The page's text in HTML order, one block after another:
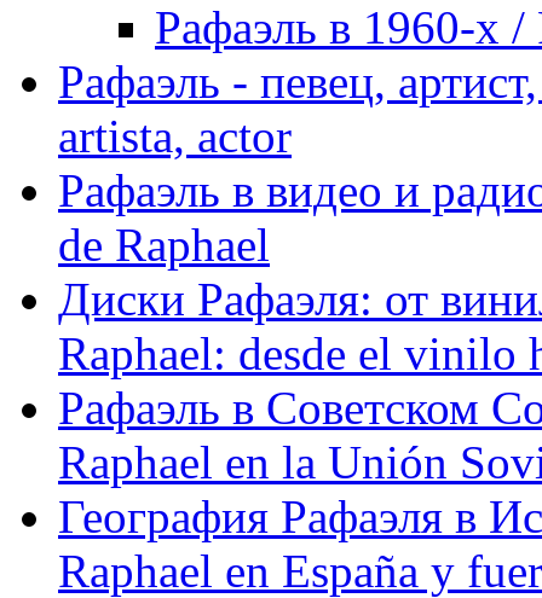
Рафаэль в 1960-х /
Рафаэль - певец,
artista, actor
Рафаэль в видео и
de Raphael
Диски Рафаэля: от
Raphael: desde el vinilo
Рафаэль в Советском
Raphael en la Unión
География Рафаэля в
Raphael en España y